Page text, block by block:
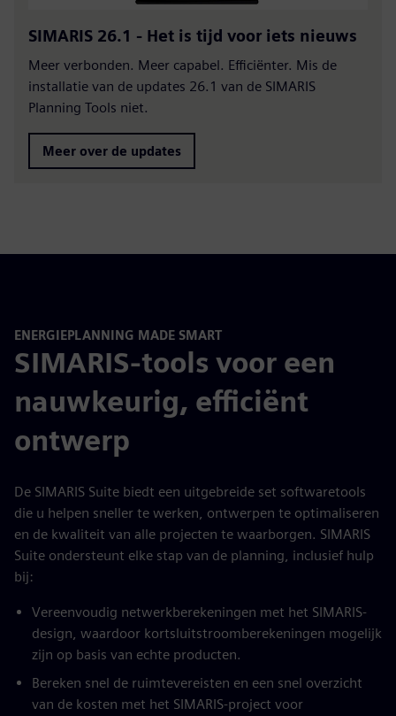
SIMARIS 26.1 - Het is tijd voor iets nieuws
Meer verbonden. Meer capabel. Efficiënter. Mis de
installatie van de updates 26.1 van de SIMARIS
Planning Tools niet.
Meer over de updates
ENERGIEPLANNING MADE SMART
SIMARIS-tools voor een
nauwkeurig, efficiënt
ontwerp
De SIMARIS Suite biedt een uitgebreide set softwaretools
die u helpen sneller te werken, ontwerpen te optimaliseren
en de kwaliteit van alle projecten te waarborgen. SIMARIS
Suite ondersteunt elke stap van de planning, inclusief hulp
bij:
Vereenvoudig netwerkberekeningen met het SIMARIS-
design, waardoor kortsluitstroomberekeningen mogelijk
zijn op basis van echte producten.
Bereken snel de ruimtevereisten en een snel overzicht
van de kosten met het SIMARIS-project voor